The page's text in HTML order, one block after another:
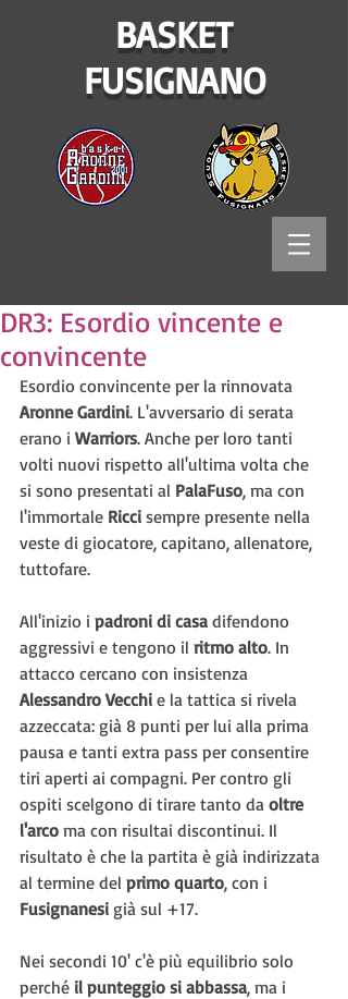
BASKET
FUSIGNANO
DR3: Esordio vincente e
convincente
Esordio convincente per la rinnovata
Aronne Gardini. L'avversario di serata
erano i Warriors. Anche per loro tanti
volti nuovi rispetto all'ultima volta che
si sono presentati al PalaFuso, ma con
l'immortale Ricci sempre presente nella
veste di giocatore, capitano, allenatore,
tuttofare.
All'inizio i padroni di casa difendono
aggressivi e tengono il ritmo alto. In
attacco cercano con insistenza
Alessandro Vecchi e la tattica si rivela
azzeccata: già 8 punti per lui alla prima
pausa e tanti extra pass per consentire
tiri aperti ai compagni. Per contro gli
ospiti scelgono di tirare tanto da oltre
l'arco ma con risultai discontinui. Il
risultato è che la partita è già indirizzata
al termine del primo quarto, con i
Fusignanesi già sul +17.
Nei secondi 10' c'è più equilibrio solo
perché il punteggio si abbassa, ma i